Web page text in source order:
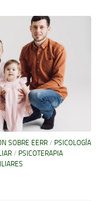
SOBRE EERR / PSICOLOGÍA
/ PSICOTERAPIA